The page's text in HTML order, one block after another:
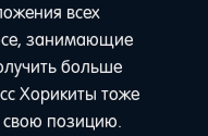
всех
занимающие
больше
Хорикиты тоже
свою позицию.